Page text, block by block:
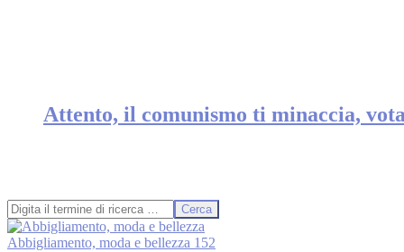
Attento, il comunismo ti minaccia,
Cerca
Abbigliamento, moda e bellezza 152